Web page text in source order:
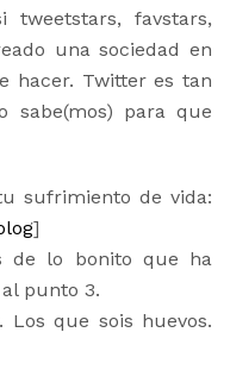
tweetstars, favstars,
una sociedad en
hacer. Twitter es tan
sabe(mos) para que
sufrimiento de vida:
]
de lo bonito que ha
punto 3.
Los que sois huevos.